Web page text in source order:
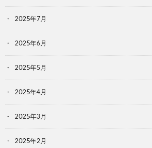
2025年7月
2025年6月
2025年5月
2025年4月
2025年3月
2025年2月